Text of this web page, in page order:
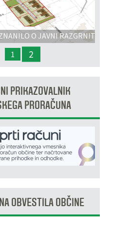
O JAVNI RAZGRNITVI
- OPPN na območju
območje Dobrava 3
1 2
PRIKAZOVALNIK
PRORAČUNA
OBVESTILA OBČINE